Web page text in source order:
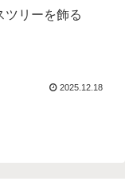
ツリーを飾る
2025.12.18